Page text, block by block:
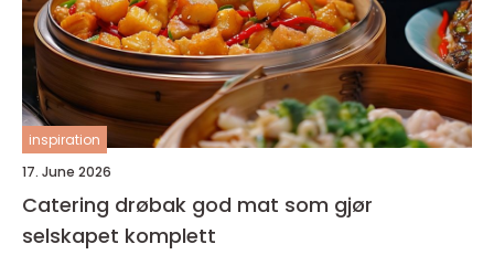
inspiration
17. June 2026
Catering drøbak god mat som gjør
selskapet komplett